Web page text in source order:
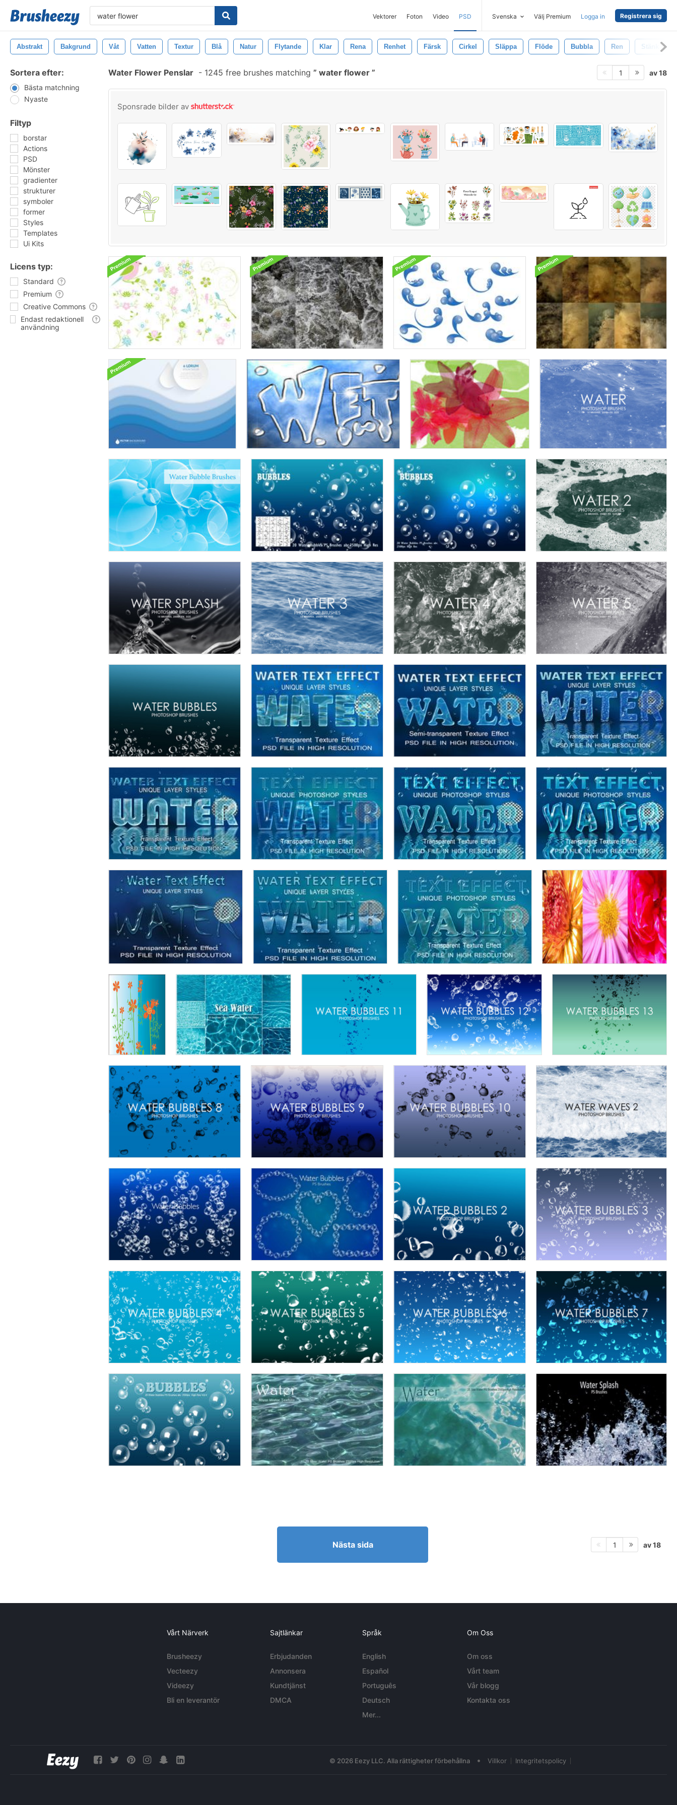
Vektorer Foton Video PSD Svenska Välj Premium Logga in Registrera sig
Abstrakt Bakgrund Våt Vatten Textur Blå Natur Flytande Klar Rena Renhet Färsk Cirkel Släppa Flöde Bubbla Ren Stänk
Sortera efter:
Bästa matchning
Nyaste
Filtyp
borstar
Actions
PSD
Mönster
gradienter
strukturer
symboler
former
Styles
Templates
Ui Kits
Licens typ:
Standard
Premium
Creative Commons
Endast redaktionell
användning
Water Flower Penslar - 1245 free brushes matching water flower 1 av 18
Sponsrade bilder av
Nästa sida 1 av 18
Vårt Närverk
Brusheezy
Vecteezy
Videezy
Bli en leverantör
Sajtlänkar
Erbjudanden
Annonsera
Kundtjänst
DMCA
Språk
English
Español
Português
Deutsch
Mer...
Om Oss
Om oss
Vårt team
Vår blogg
Kontakta oss
© 2026 Eezy LLC. Alla rättigheter förbehållna • Villkor Integritetspolicy